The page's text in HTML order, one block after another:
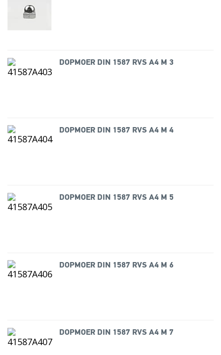
DOPMOER DIN 1587 RVS A4 M 3
DOPMOER DIN 1587 RVS A4 M 4
DOPMOER DIN 1587 RVS A4 M 5
DOPMOER DIN 1587 RVS A4 M 6
DOPMOER DIN 1587 RVS A4 M 7